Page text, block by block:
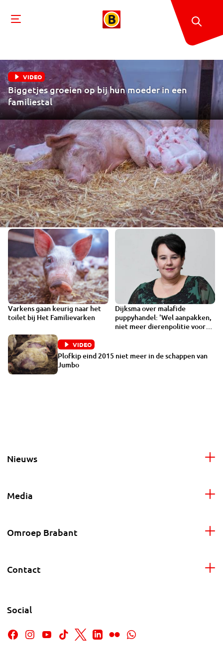
VIDEO
Biggetjes groeien op bij hun moeder in een
familiestal
Varkens gaan keurig naar het
toilet bij Het Familievarken
VIDEO
Dijksma over malafide
puppyhandel: 'Wel aanpakken,
niet meer dierenpolitie voor
VIDEO
Plofkip eind 2015 niet meer in de schappen van
Jumbo
Nieuws
Media
Omroep Brabant
Contact
Social